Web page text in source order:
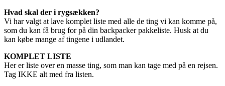
Hvad skal der i rygsækken?
Vi har valgt at lave komplet liste med alle de ting vi kan komme på,
som du kan få brug for på din backpacker pakkeliste. Husk at du
kan købe mange af tingene i udlandet.
KOMPLET LISTE
Her er liste over en masse ting, som man kan tage med på en rejsen.
Tag IKKE alt med fra listen.